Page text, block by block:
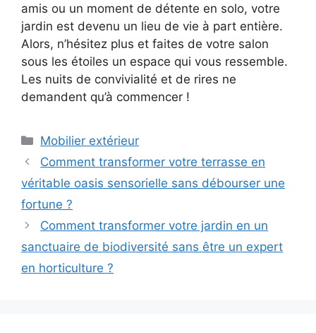
amis ou un moment de détente en solo, votre
jardin est devenu un lieu de vie à part entière.
Alors, n’hésitez plus et faites de votre salon
sous les étoiles un espace qui vous ressemble.
Les nuits de convivialité et de rires ne
demandent qu’à commencer !
Catégories
Mobilier extérieur
Comment transformer votre terrasse en
véritable oasis sensorielle sans débourser une
fortune ?
Comment transformer votre jardin en un
sanctuaire de biodiversité sans être un expert
en horticulture ?